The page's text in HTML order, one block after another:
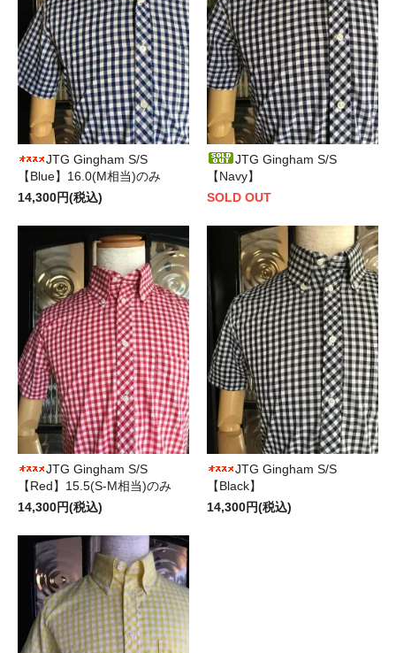
JTG Gingham S/S
【Blue】16.0(M相当)のみ
14,300円(税込)
JTG Gingham S/S
【Navy】
SOLD OUT
JTG Gingham S/S
【Red】15.5(S-M相当)のみ
14,300円(税込)
JTG Gingham S/S
【Black】
14,300円(税込)